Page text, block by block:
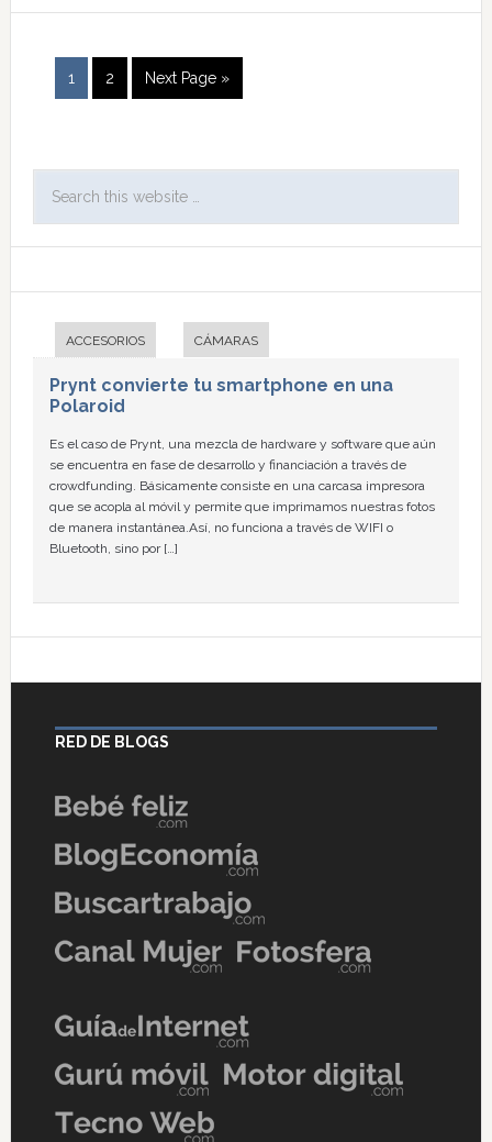
1 2 Next Page »
ACCESORIOS CÁMARAS
Prynt convierte tu smartphone en una
Polaroid
Es el caso de Prynt, una mezcla de hardware y software que aún
se encuentra en fase de desarrollo y financiación a través de
crowdfunding. Básicamente consiste en una carcasa impresora
que se acopla al móvil y permite que imprimamos nuestras fotos
de manera instantánea.Así, no funciona a través de WIFI o
Bluetooth, sino por […]
RED DE BLOGS